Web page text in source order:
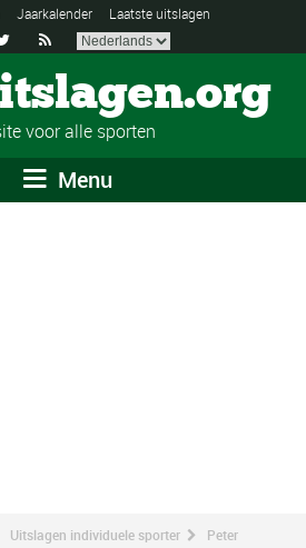
Jaarkalender Laatste uitslagen

voor alle sporten
Menu
Uitslagen individuele sporter
Peter